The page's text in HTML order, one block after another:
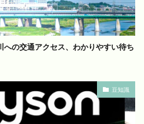
への交通アクセス、わかりやすい待ち
豆知識